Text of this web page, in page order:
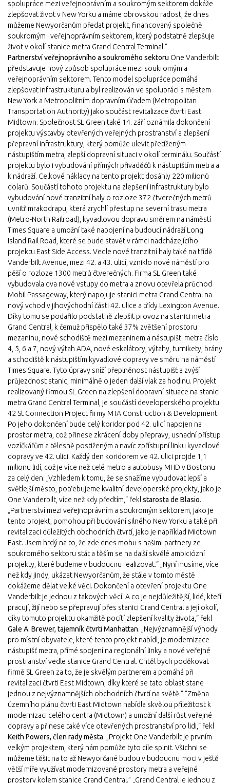
spolupráce mezi veřejnoprávním a soukromým sektorem dokáže
zlepšovat život v New Yorku a máme obrovskou radost, že dnes
můžeme Newyorčanům předat projekt, financovaný společně
soukromým i veřejnoprávním sektorem, který podstatně zlepšuje
život v okolí stanice metra Grand Central Terminal.“
Partnerství veřejnoprávního a soukromého sektoru One Vanderbilt
představuje nový způsob spolupráce mezi soukromým a
veřejnoprávním sektorem. Tento model spolupráce pomáhá
zlepšovat infrastrukturu a byl realizován ve spolupráci s městem
New York a Metropolitním dopravním úřadem (Metropolitan
Transportation Authority) jako součást revitalizace čtvrti East
Midtown. Společnost SL Green také 14. září oznámila dokončení
projektu výstavby otevřených veřejných prostranství a zlepšení
přepravní infrastruktury, který pomůže ulevit přetíženým
nástupištím metra, zlepší dopravní situaci v okolí terminálu. Součástí
projektu bylo i vybudování přímých přivaděčů k nástupištím metra a
k nádraží. Celkové náklady na tento projekt dosáhly 220 milionů
dolarů. Součástí tohoto projektu na zlepšení infrastruktury bylo
vybudování nové tranzitní haly o rozloze 372 čtverečných metrů
uvnitř mrakodrapu, která zrychlí přestup na severní trasu metra
(Metro-North Railroad), kyvadlovou dopravu směrem na náměstí
Times Square a umožní také napojení na budoucí nádraží Long
Island Rail Road, které se bude stavět v rámci nadcházejícího
projektu East Side Access. Vedle nové tranzitní haly také na třídě
Vanderbilt Avenue, mezi 42. a 43. ulicí, vzniklo nové náměstí pro
pěší o rozloze 1300 metrů čtverečných. Firma SL Green také
vybudovala dva nové vstupy do metra a znovu otevřela průchod
Mobil Passageway, který napojuje stanici metra Grand Central na
nový vchod v jihovýchodní části 42. ulice a třídy Lexington Avenue.
Díky tomu se podařilo podstatně zlepšit provoz na stanici metra
Grand Central, k čemuž přispělo také 37% zvětšení prostoru
mezaninu, nové schodiště mezi mezaninem a nástupišti metra číslo
4, 5, 6 a 7, nový výtah ADA, nové eskalátory, výtahy, turnikety, brány
a schodiště k nástupištím kyvadlové dopravy ve směru na náměstí
Times Square. Tyto úpravy sníží přeplněnost nástupišť a zvýší
průjezdnost stanic, minimálně o jeden další vlak za hodinu. Projekt
realizovaný firmou SL Green na zlepšení dopravní situace na stanici
metra Grand Central Terminal, je součástí developerského projektu
42 St Connection Project firmy MTA Construction & Development.
Po jeho dokončení bude celý koridor pod 42. ulicí napojen na
prostor metra, což přinese zkrácení doby přepravy, usnadní přístup
vozíčkářům a tělesně postiženým a navíc zpřístupní linku kyvadlové
dopravy ve 42. ulici. Každý den koridorem ve 42. ulici projde 1,1
milionu lidí, což je více než celé metro a autobusy MHD v Bostonu
za celý den. „Vzhledem k tomu, že se snažíme vybudovat lepší a
světlejší město, potřebujeme kvalitní developerské projekty, jako je
One Vanderbilt, více než kdy předtím,“ řeklstarosta de Blasio.
„Partnerství mezi veřejnoprávním a soukromým sektorem, jako je
tento projekt, pomohou při budování silného New Yorku a také při
revitalizaci důležitých obchodních čtvrtí, jako je například Midtown
East. Jsem hrdý na to, že zde dnes mohu s našimi partnery ze
soukromého sektoru stát a těším se na další skvělé ambiciózní
projekty, které budeme v budoucnu realizovat.“ „Nyní musíme, více
než kdy jindy, ukázat Newyorčanům, že stále v tomto městě
dokážeme dělat velké věci. Dokončení a otevření projektu One
Vanderbilt je jednou z takových věcí. A co je nejdůležitější, lidé, kteří
pracují, žijí nebo se přepravují přes stanici Grand Central a její okolí,
díky tomuto projektu okamžitě pocítí zlepšení kvality života,“ řekl
Gale A. Brewer, tajemník čtvrti Manhattan. „Nejvýznamnější výhody
pro místní obyvatele, které tento projekt nabídl, je modernizace
nástupišť metra, přímé spojení na regionální linky a nové veřejné
prostranství vedle stanice Grand Central. Chtěl bych poděkovat
firmě SL Green za to, že je skvělým partnerem a pomáhá při
revitalizaci čtvrti East Midtown, díky které se tato oblast stane
jednou z nejvýznamnějších obchodních čtvrtí na světě.“ “Změna
územního plánu čtvrti East Midtown nabídla skvělou příležitost k
modernizaci celého centra (Midtown) a umožní další růst veřejné
dopravy a přinese také více otevřených prostranství pro lidi,“ řekl
Keith Powers, člen rady města. „Projekt One Vanderbilt je prvním
velkým projektem, který nám pomůže tyto cíle splnit. Všichni se
můžeme těšit na to až Newyorčané budou v budoucnu moci v ještě
větší míře využívat modernizované prostory metra a veřejné
prostory kolem stanice Grand Central.” „Grand Central je jednou z